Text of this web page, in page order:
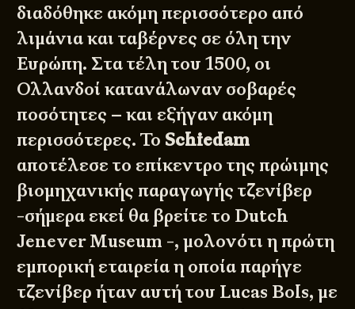
διαδόθηκε ακόμη περισσότερο από
λιμάνια και ταβέρνες σε όλη την
Ευρώπη. Στα τέλη του 1500, οι
Ολλανδοί κατανάλωναν σοβαρές
ποσότητες – και εξήγαν ακόμη
περισσότερες. Το Schiedam
αποτέλεσε το επίκεντρο της πρώιμης
βιομηχανικής παραγωγής τζενίβερ
-σήμερα εκεί θα βρείτε το Dutch
Jenever Museum -, μολονότι η πρώτη
εμπορική εταιρεία η οποία παρήγε
τζενίβερ ήταν αυτή του Lucas Bols, με